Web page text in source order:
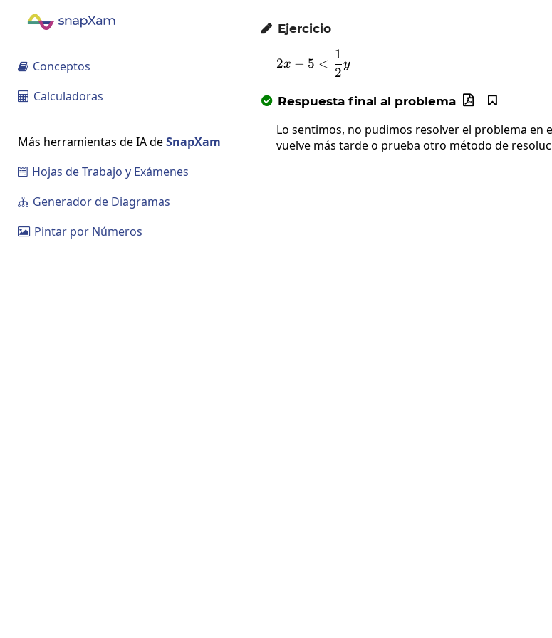
 Conceptos
 Calculadoras
Más herramientas de IA deSnapXam
 Hojas de Trabajo y Exámenes
 Generador de Diagramas
 Pintar por Números
 Ejercicio
2x-5<\frac{1}{2}y
2x − 5 <
2
1
y
 Respuesta final al problema 

Lo sentimos, no pudimos resolver el problema en
vuelve más tarde o prueba otro método de